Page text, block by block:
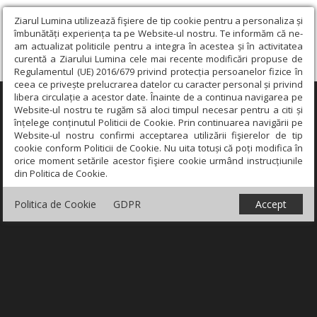
Ziarul Lumina utilizează fişiere de tip cookie pentru a personaliza și
îmbunătăți experiența ta pe Website-ul nostru. Te informăm că ne-
am actualizat politicile pentru a integra în acestea și în activitatea
curentă a Ziarului Lumina cele mai recente modificări propuse de
Regulamentul (UE) 2016/679 privind protecția persoanelor fizice în
ceea ce privește prelucrarea datelor cu caracter personal și privind
libera circulație a acestor date. Înainte de a continua navigarea pe
Website-ul nostru te rugăm să aloci timpul necesar pentru a citi și
înțelege conținutul Politicii de Cookie. Prin continuarea navigării pe
Website-ul nostru confirmi acceptarea utilizării fişierelor de tip
cookie conform Politicii de Cookie. Nu uita totuși că poți modifica în
orice moment setările acestor fişiere cookie urmând instrucțiunile
din Politica de Cookie.
Politica de Cookie GDPR Accept
×